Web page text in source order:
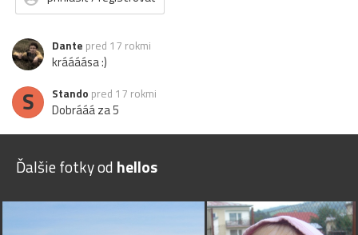
Dante pred 17 rokmi
kráááása :)
S Stando pred 17 rokmi
Dobrááá za 5
Ďalšie fotky od hellos